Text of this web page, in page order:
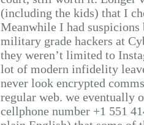
(including the kids) that I
Meanwhile I had
military grade hackers at
they weren’t limited to
lot of modern infidelity
never look encrypted
regular web. we eventually
cellphone number +1 551